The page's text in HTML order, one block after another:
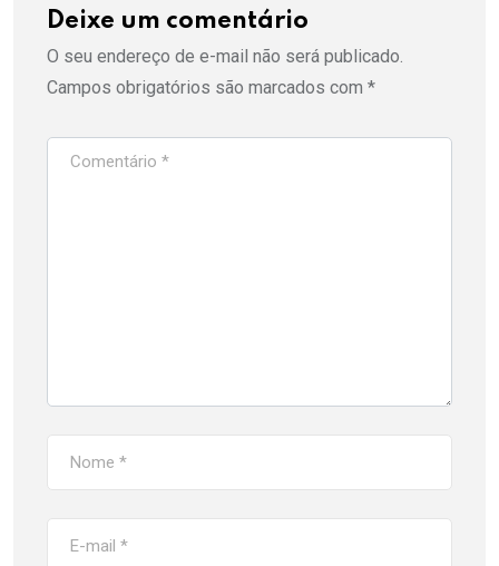
Deixe um comentário
O seu endereço de e-mail não será publicado.
Campos obrigatórios são marcados com *